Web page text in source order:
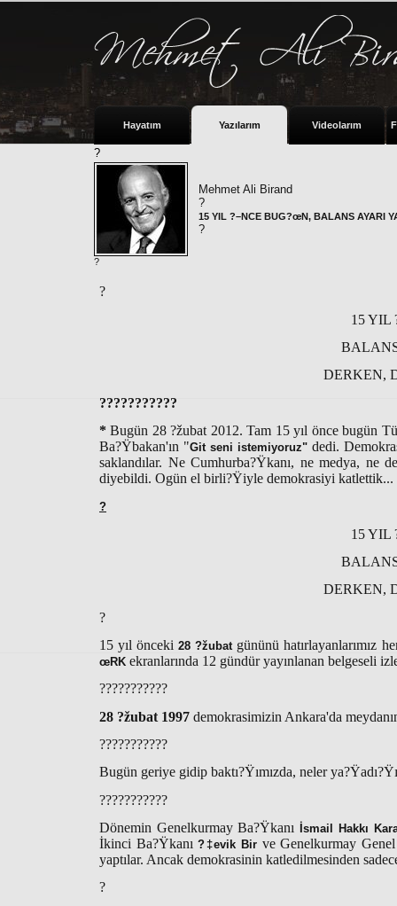
Hayatım Yazılarım Videolarım
?
Mehmet Ali Birand
?
15 YIL ?–NCE BUG?œN, BALANS AYARI
?
?
?
15 YIL
DERKEN,
???????????
* Bugün 28 ?žubat 2012. Tam 15 yıl önce bugün
Ba?Ÿbakan'ın "Git seni istemiyoruz"dedi.
saklandılar. Ne Cumhurba?Ÿkanı, ne medya, ne
diyebildi. Ogün el birli?Ÿiyle demokrasiyi katlettik...
?
15 YIL
DERKEN,
?
15 yıl önceki28 ?žubat gününü hatırlayanlarımız
œRK ekranlarında 12 gündür yayınlanan belgeseli
???????????
28 ?žubat 1997 demokrasimizin Ankara'da
???????????
Bugün geriye gidip baktı?Ÿımızda, neler
???????????
Dönemin Genelkurmay Ba?Ÿkanı İsmail Hakkı
İkinci Ba?Ÿkanı?‡evik Bir ve Genelkurmay
yaptılar. Ancak demokrasinin katledilmesinden
?